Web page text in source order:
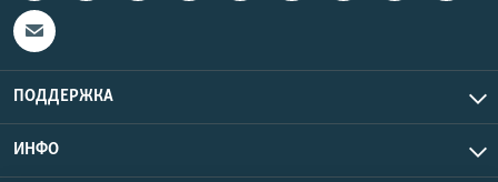
ПОДДЕРЖКА
ИНФО